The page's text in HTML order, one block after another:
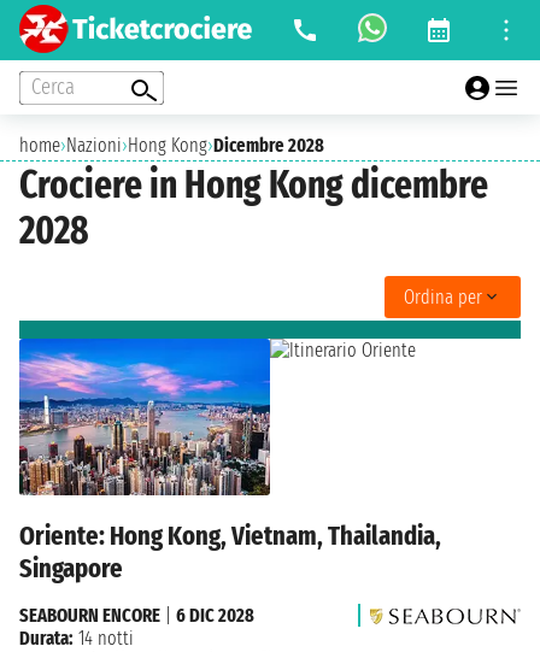
Cerca
home›Nazioni›Hong Kong›Dicembre 2028
Crociere in Hong Kong dicembre
2028
Ordina per
Oriente: Hong Kong, Vietnam, Thailandia,
Singapore
SEABOURN ENCORE
6 DIC 2028
Durata: 14 notti